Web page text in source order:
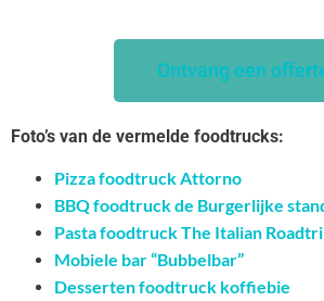
Ontvang een
Foto’s van de vermelde foodtrucks:
Pizza foodtruck Attorno
BBQ foodtruck de Burgerlijke
Pasta foodtruck The Italian
Mobiele bar “Bubbelbar”
Desserten foodtruck koffiebie